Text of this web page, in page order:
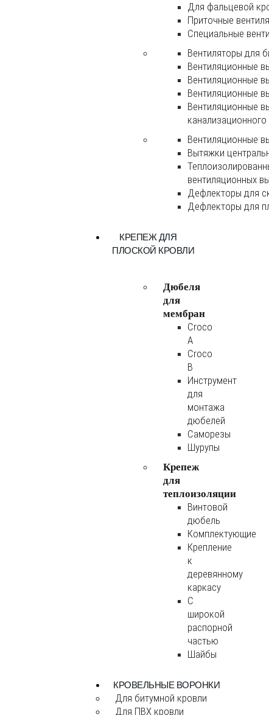
Для фальцевой
Приточные
Специальные
Вентиляторы для
Вентиляционные
Вентиляционные
Вентиляционные
Вентиляционные
канализационного
Вентиляционные
Вытяжки
вентиляционных
Дефлекторы для
Дефлекторы для
КРЕПЕЖ ДЛЯ
ПЛОСКОЙ КРОВЛИ
Дюбеля
для
мембран
Croco
A
Croco
B
Инструмент
для
монтажа
дюбелей
Саморезы
Шурупы
Крепеж
для
теплоизоляции
Винтовой
дюбель
Комплектующие
Крепление
к
деревянному
каркасу
С
широкой
распорной
частью
Шайбы
КРОВЕЛЬНЫЕ ВОРОНКИ
Для битумной кровли
Для ПВХ кровли